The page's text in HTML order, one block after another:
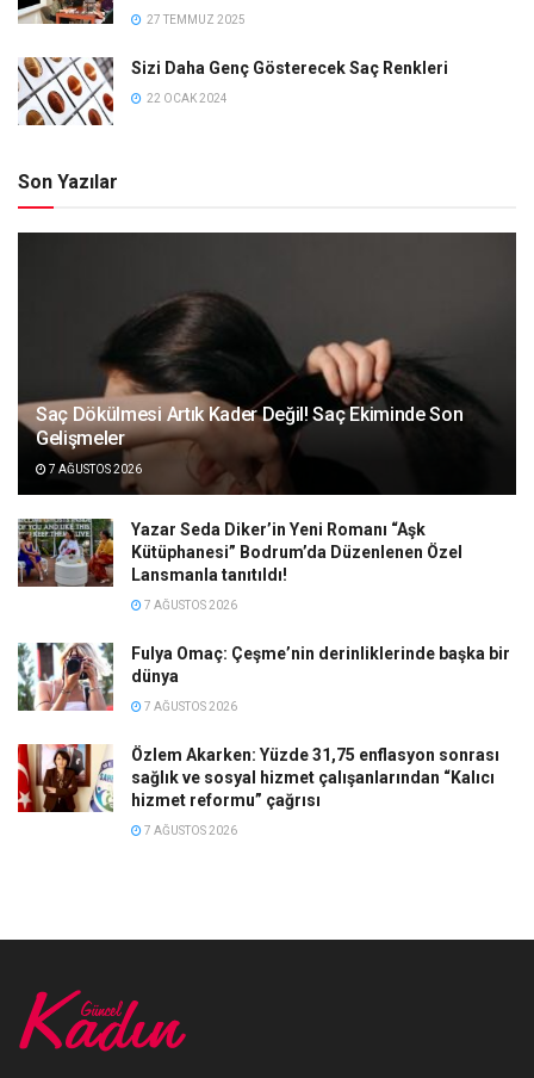
27 TEMMUZ 2025
Sizi Daha Genç Gösterecek Saç Renkleri
22 OCAK 2024
Son Yazılar
Saç Dökülmesi Artık Kader Değil! Saç Ekiminde Son
Gelişmeler
7 AĞUSTOS 2026
Yazar Seda Diker’in Yeni Romanı “Aşk
Kütüphanesi” Bodrum’da Düzenlenen Özel
Lansmanla tanıtıldı!
7 AĞUSTOS 2026
Fulya Omaç: Çeşme’nin derinliklerinde başka bir
dünya
7 AĞUSTOS 2026
Özlem Akarken: Yüzde 31,75 enflasyon sonrası
sağlık ve sosyal hizmet çalışanlarından “Kalıcı
hizmet reformu” çağrısı
7 AĞUSTOS 2026